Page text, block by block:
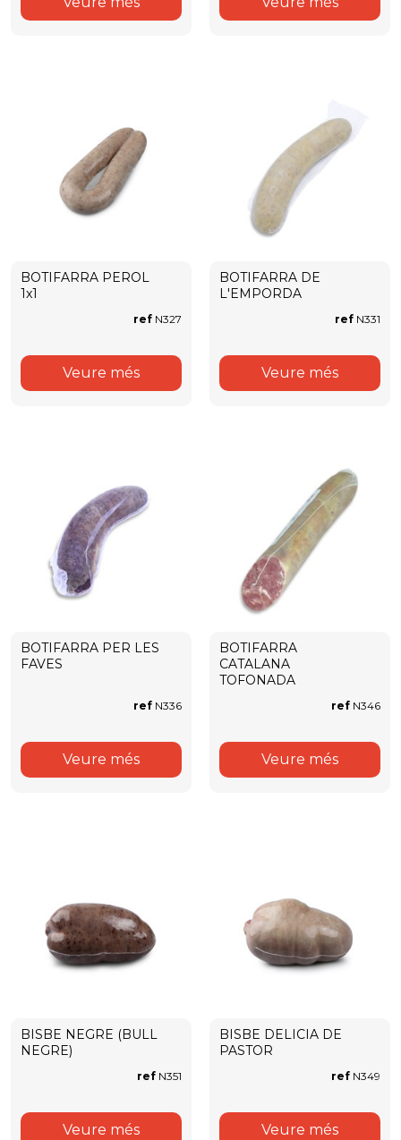
BOTIFARRA PEROL
1x1
ref N327
Veure més
BOTIFARRA DE
L'EMPORDA
ref N331
Veure més
BOTIFARRA PER LES
FAVES
ref N336
Veure més
BOTIFARRA
CATALANA
TOFONADA
ref N346
Veure més
BISBE NEGRE (BULL
NEGRE)
ref N351
Veure més
BISBE DELICIA DE
PASTOR
ref N349
Veure més